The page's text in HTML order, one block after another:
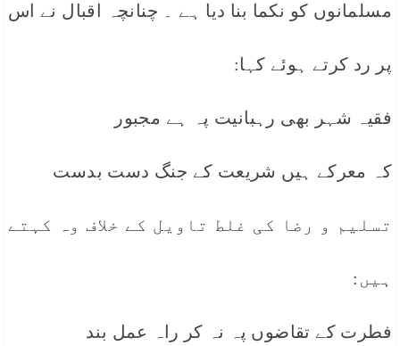
مسلمانوں کو نکما بنا دیا ہے ۔ چنانچہ اقبال نے اس
پر رد کرتے ہوئے کہا:
فقیہ شہر بھی رہبانیت پہ ہے مجبور
کہ معرکے ہیں شریعت کے جنگ دست بدست
تسلیم و رضا کی غلط تاویل کے خلاف وہ کہتے
ہیں:
فطرت کے تقاضوں پہ نہ کر راہ عمل بند